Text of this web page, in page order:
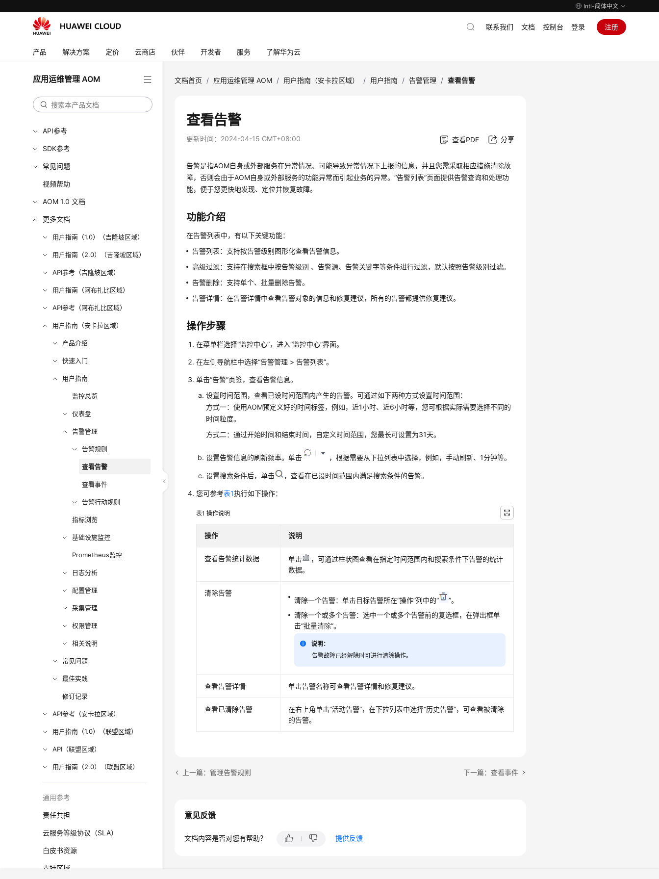
Intl-简体中文
产品 解决方案 定价 云商店 伙伴 开发者 服务 了解华为云
联系我们 文档 控制台 登录 注册
应用运维管理 AOM
最新动态
计费说明
快速入门
用户指南
最佳实践
API参考
SDK参考
常见问题
视频帮助
AOM 1.0 文档
更多文档
用户指南（1.0）（吉隆坡区域）
用户指南（2.0）（吉隆坡区域）
API参考（吉隆坡区域）
用户指南（阿布扎比区域）
API参考（阿布扎比区域）
用户指南（安卡拉区域）
产品介绍
快速入门
用户指南
监控总览
仪表盘
告警管理
告警规则
查看告警
查看事件
告警行动规则
指标浏览
基础设施监控
Prometheus监控
日志分析
配置管理
采集管理
权限管理
相关说明
常见问题
最佳实践
修订记录
API参考（安卡拉区域）
用户指南（1.0）（联盟区域）
API（联盟区域）
用户指南（2.0）（联盟区域）
通用参考
责任共担
云服务等级协议（SLA）
白皮书资源
支持区域
文档首页 / 应用运维管理 AOM / 用户指南（安卡拉区域） / 用户指南 / 告警管理 / 查看告警
查看告警
更新时间： 2024-04-15 GMT+08:00 查看PDF 分享
告警是指AOM自身或外部服务在异常情况、可能导致异常情况下上报的信息，并且您需采取相应措施清除故
障，否则会由于AOM自身或外部服务的功能异常而引起业务的异常。“告警列表”页面提供告警查询和处理功
能，便于您更快地发现、定位并恢复故障。
功能介绍
在告警列表中，有以下关键功能：
告警列表：支持按告警级别图形化查看告警信息。
高级过滤：支持在搜索框中按告警级别 、告警源、告警关键字等条件进行过滤，默认按照告警级别过滤。
告警删除：支持单个、批量删除告警。
告警详情：在告警详情中查看告警对象的信息和修复建议，所有的告警都提供修复建议。
操作步骤
在菜单栏选择“监控中心”，进入“监控中心”界面。
在左侧导航栏中选择“告警管理 > 告警列表”。
单击“告警”页签，查看告警信息。
设置时间范围，查看已设时间范围内产生的告警。可通过如下两种方式设置时间范围：
方式一：使用AOM预定义好的时间标签，例如，近1小时、近6小时等，您可根据实际需要选择不同的
时间粒度。
方式二：通过开始时间和结束时间，自定义时间范围，您最长可设置为31天。
设置告警信息的刷新频率。单击 ，根据需要从下拉列表中选择，例如，手动刷新、1分钟等。
设置搜索条件后，单击 ，查看在已设时间范围内满足搜索条件的告警。
您可参考表1执行如下操作：
表1操作说明
操作 说明
查看告警统计数据 单击
，可通过柱状图查看在指定时间范围内和搜索条件下告警的统计
数据。
清除告警
清除一个告警：单击目标告警所在“操作”列中的“
”。
清除一个或多个告警：选中一个或多个告警前的复选框，在弹出框单
击“批量清除”。
说明：
告警故障已经解除时可进行清除操作。
查看告警详情 单击告警名称可查看告警详情和修复建议。
查看已清除告警
在右上角单击“活动告警”，在下拉列表中选择“历史告警”，可查看被清除
的告警。
上一篇：管理告警规则 下一篇：查看事件
意见反馈
文档内容是否对您有帮助？ 提供反馈